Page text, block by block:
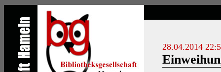
28.04.2014